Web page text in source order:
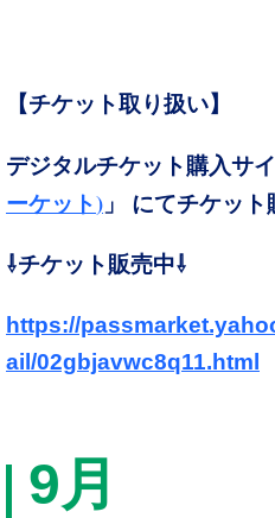
【チケット取り扱い】
デジタルチケット購入サ
ーケット) 」 にてチケット
⇩チケット販売中⇩
https://
ail/02gbjavwc8q11.html
9月